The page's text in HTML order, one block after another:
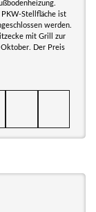
PKW-Stellfläche ist
werden.
mit Grill zur
Der Preis